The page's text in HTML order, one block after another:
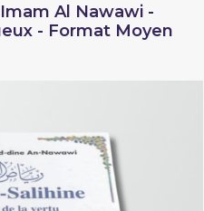
Al Nawawi -
- Format Moyen